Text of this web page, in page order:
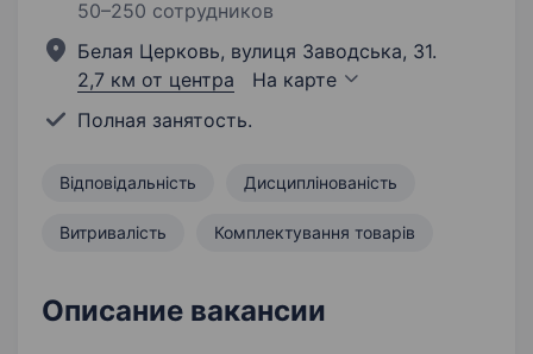
50–250 сотрудников
Белая Церковь, вулиця Заводська, 31.
2,7 км от центра
На карте
Полная занятость.
Відповідальність Дисциплінованість
Витривалість Комплектування товарів
Описание вакансии